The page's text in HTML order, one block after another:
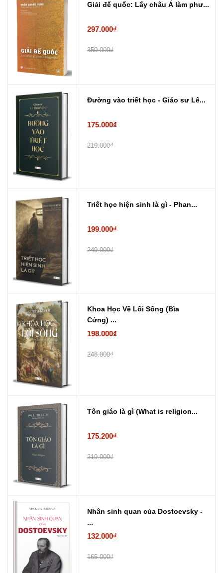
Giải đế quốc: Lấy châu Á làm phư...
297.000₫
350.000₫
Đường vào triết học - Giáo sư Lê...
175.000₫
219.000₫
Triết học hiện sinh là gì - Phan...
199.000₫
249.000₫
Khoa Học Về Lối Sống (Bìa
Cứng) ...
198.000₫
248.000₫
Tôn giáo là gì (What is religion...
175.200₫
219.000₫
Nhân sinh quan của Dostoevsky -
...
132.000₫
165.000₫